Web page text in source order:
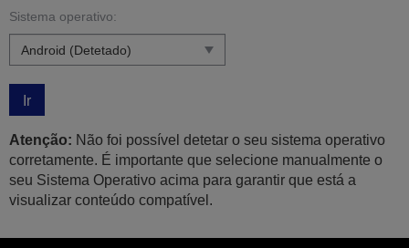
Sistema operativo:
Ir
Atenção: Não foi possível detetar o seu sistema operativo
corretamente. É importante que selecione manualmente o
seu Sistema Operativo acima para garantir que está a
visualizar conteúdo compatível.